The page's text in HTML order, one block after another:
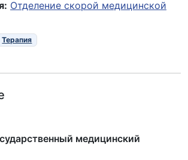
Отделение скорой медицинской
Терапия
медицинский